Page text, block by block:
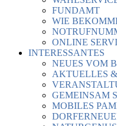
FUNDAMT
WIE
ONLINE
INTERESSANTES
NEUES VOM
AKTUELLES
GEMEINSAM
MOBILES